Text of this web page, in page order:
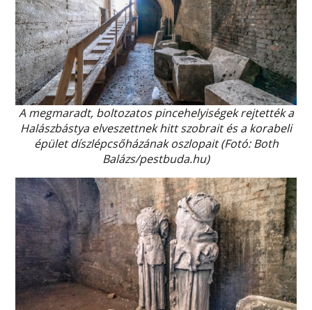
A megmaradt, boltozatos pincehelyiségek rejtették a
Halászbástya elveszettnek hitt szobrait és a korabeli
épület díszlépcsőházának oszlopait (Fotó: Both
Balázs/pestbuda.hu)